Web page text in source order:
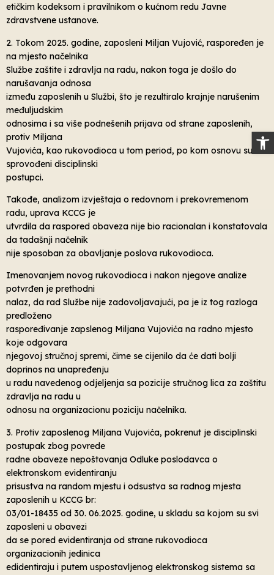
etičkim kodeksom i pravilnikom o kućnom redu Javne
zdravstvene ustanove.
2. Tokom 2025. godine, zaposleni Miljan Vujović, raspoređen je
na mjesto načelnika
Službe zaštite i zdravlja na radu, nakon toga je došlo do
narušavanja odnosa
između zaposlenih u Službi, što je rezultiralo krajnje narušenim
međuljudskim
odnosima i sa više podnešenih prijava od strane zaposlenih,
protiv Miljana
Vujovića, kao rukovodioca u tom period, po kom osnovu su
sprovođeni disciplinski
postupci.
Takođe, analizom izvještaja o redovnom i prekovremenom
radu, uprava KCCG je
utvrdila da raspored obaveza nije bio racionalan i konstatovala
da tadašnji načelnik
nije sposoban za obavljanje poslova rukovodioca.
Imenovanjem novog rukovodioca i nakon njegove analize
potvrđen je prethodni
nalaz, da rad Službe nije zadovoljavajući, pa je iz tog razloga
predloženo
raspoređivanje zapslenog Miljana Vujovića na radno mjesto
koje odgovara
njegovoj stručnoj spremi, čime se cijenilo da će dati bolji
doprinos na unapređenju
u radu navedenog odjeljenja sa pozicije stručnog lica za zaštitu
zdravlja na radu u
odnosu na organizacionu poziciju načelnika.
3. Protiv zaposlenog Miljana Vujovića, pokrenut je disciplinski
postupak zbog povrede
radne obaveze nepoštovanja Odluke poslodavca o
elektronskom evidentiranju
prisustva na random mjestu i odsustva sa radnog mjesta
zaposlenih u KCCG br:
03/01-18435 od 30. 06.2025. godine, u skladu sa kojom su svi
zaposleni u obavezi
da se pored evidentiranja od strane rukovodioca
organizacionih jedinica
edidentiraju i putem uspostavljenog elektronskog sistema sa